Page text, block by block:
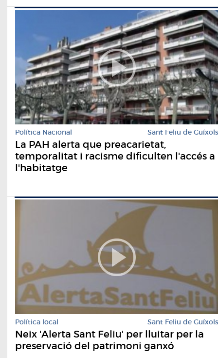
Política Nacional Sant Feliu de Guíxols
La PAH alerta que preacarietat,
temporalitat i racisme dificulten l'accés a
l'habitatge
Política local Sant Feliu de Guíxols
Neix 'Alerta Sant Feliu' per lluitar per la
preservació del patrimoni ganxó